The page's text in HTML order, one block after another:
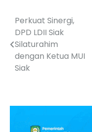
Post
navigation
Perkuat Sinergi,
DPD LDII Siak
Silaturahim
dengan Ketua MUI
Siak